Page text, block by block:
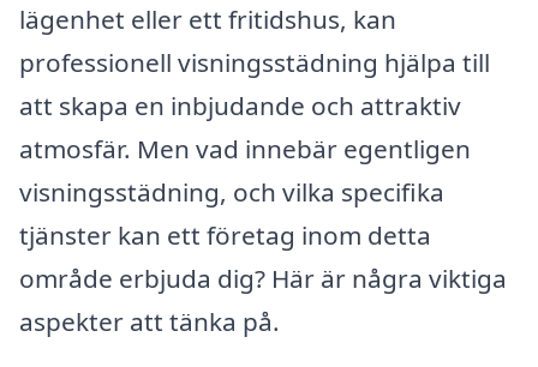
lägenhet eller ett fritidshus, kan
professionell visningsstädning hjälpa till
att skapa en inbjudande och attraktiv
atmosfär. Men vad innebär egentligen
visningsstädning, och vilka specifika
tjänster kan ett företag inom detta
område erbjuda dig? Här är några viktiga
aspekter att tänka på.